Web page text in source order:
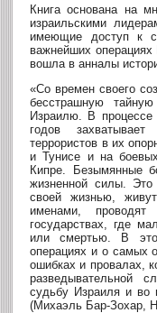
Книга основана на
израильскими
имеющие доступ к
важнейших операциях
вошла в анналы
«Со времен своего
бесстрашную
Израилю. В
годов
террористов в их
и Тунисе и на
Кипре. Безымянные
жизненной силы.
своей жизнью,
именами,
государствах, где
или смертью. В
операциях и о самых
ошибках и провалах,
разведывательной
судьбу Израиля и во
(Михаэль Бар-Зохар,